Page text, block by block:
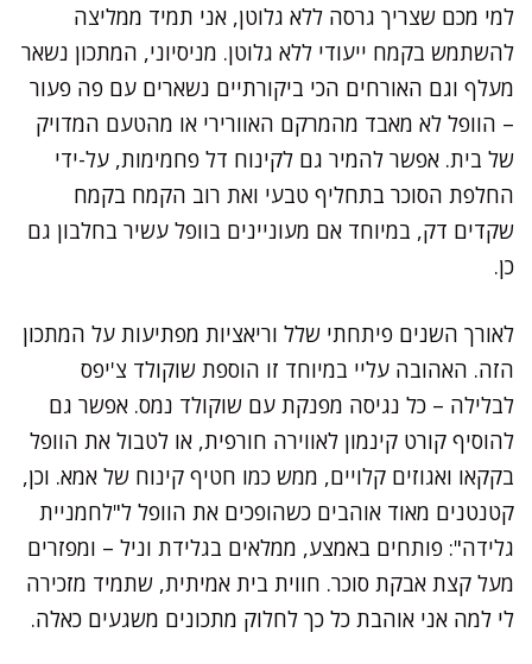
למי מכם שצריך גרסה ללא גלוטן, אני תמיד ממליצה
להשתמש בקמח ייעודי ללא גלוטן. מניסיוני, המתכון נשאר
מעלף וגם האורחים הכי ביקורתיים נשארים עם פה פעור
– הוופל לא מאבד מהמרקם האוורירי או מהטעם המדויק
של בית. אפשר להמיר גם לקינוח דל פחמימות, על-ידי
החלפת הסוכר בתחליף טבעי ואת רוב הקמח בקמח
שקדים דק, במיוחד אם מעוניינים בוופל עשיר בחלבון גם
כן.
לאורך השנים פיתחתי שלל וריאציות מפתיעות על המתכון
הזה. האהובה עליי במיוחד זו הוספת שוקולד צ'יפס
לבלילה – כל נגיסה מפנקת עם שוקולד נמס. אפשר גם
להוסיף קורט קינמון לאווירה חורפית, או לטבול את הוופל
בקקאו ואגוזים קלויים, ממש כמו חטיף קינוח של אמא. וכן,
קטנטנים מאוד אוהבים כשהופכים את הוופל ל"לחמניית
גלידה": פותחים באמצע, ממלאים בגלידת וניל – ומפזרים
מעל קצת אבקת סוכר. חווית בית אמיתית, שתמיד מזכירה
לי למה אני אוהבת כל כך לחלוק מתכונים משגעים כאלה.